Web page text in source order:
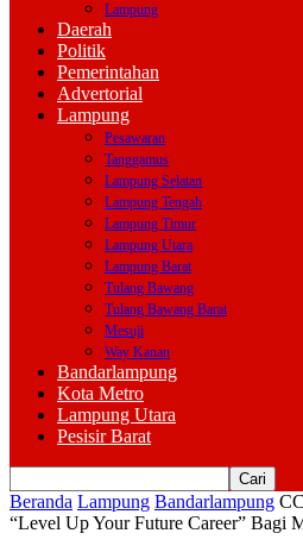
Lampung
Daerah
Politik
Pemerintahan
Advertorial
Lampung
Pesawaran
Tanggamus
Lampung Selatan
Lampung Tengah
Lampung Timur
Lampung Utara
Lampung Barat
Tulang Bawang
Tulang Bawang Barat
Mesuji
Way Kanan
Bandarlampung
Kota Metro
Lampung Utara
Pesisir Barat
Beranda Lampung Bandarlampung
“Level Up Your Future Career” Bagi